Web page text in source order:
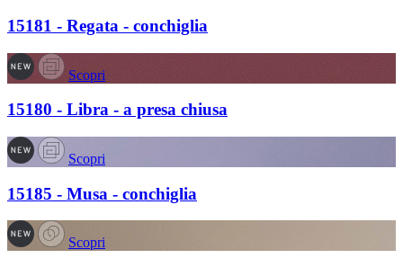
15181 - Regata - conchiglia
Scopri
15180 - Libra - a presa chiusa
Scopri
15185 - Musa - conchiglia
Scopri